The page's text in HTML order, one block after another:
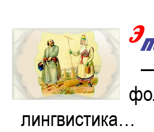
Э
лингвистика…